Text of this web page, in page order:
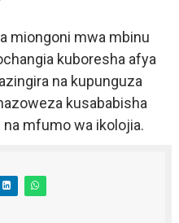
miongoni mwa mbinu
kuboresha afya
na kupunguza
kusababisha
mfumo wa ikolojia.